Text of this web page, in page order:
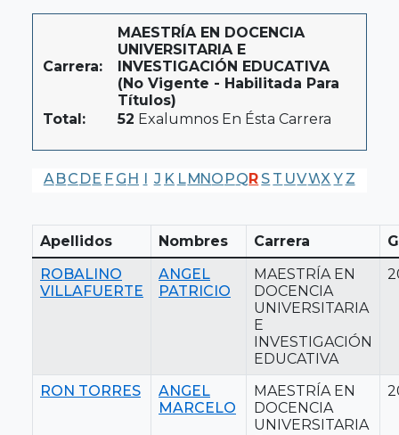
Carrera:
MAESTRÍA EN DOCENCIA
UNIVERSITARIA E
INVESTIGACIÓN EDUCATIVA
(No Vigente - Habilitada Para
Títulos)
Total:
52 Exalumnos En Ésta Carrera
A BC DE F G H I J K LMNO PQR S T UVWX Y Z
Apellidos Nombres Carrera
ROBALINO
VILLAFUERTE
ANGEL
PATRICIO
MAESTRÍA EN
DOCENCIA
UNIVERSITARIA
E
INVESTIGACIÓN
EDUCATIVA
RON TORRES
ANGEL
MARCELO
MAESTRÍA EN
DOCENCIA
UNIVERSITARIA